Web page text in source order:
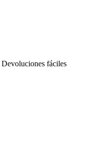
Devoluciones fáciles